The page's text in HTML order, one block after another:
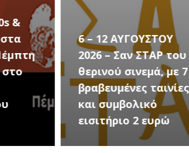
του
με 7
Ο Sidarta έρχεται
στην Αλεξάνδρεια
για την μεγάλη
συναυλία του
Καλοκαιριού την
Τρίτη 18